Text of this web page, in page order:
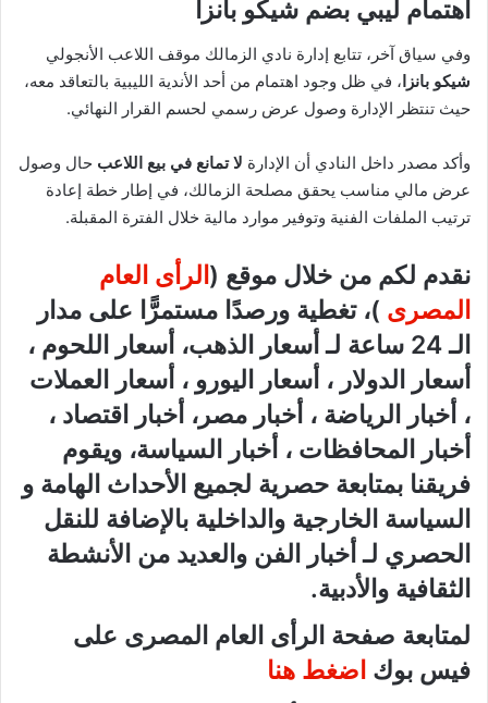
اهتمام ليبي بضم شيكو بانزا
وفي سياق آخر، تتابع إدارة نادي الزمالك موقف اللاعب الأنجولي
شيكو بانزا، في ظل وجود اهتمام من أحد الأندية الليبية بالتعاقد معه،
حيث تنتظر الإدارة وصول عرض رسمي لحسم القرار النهائي.
وأكد مصدر داخل النادي أن الإدارة لا تمانع في بيع اللاعب حال وصول
عرض مالي مناسب يحقق مصلحة الزمالك، في إطار خطة إعادة
ترتيب الملفات الفنية وتوفير موارد مالية خلال الفترة المقبلة.
نقدم لكم من خلال موقع ( الرأى العام
المصرى )، تغطية ورصدًا مستمرًّا على مدار
الـ 24 ساعة لـ أسعار الذهب، أسعار اللحوم ،
أسعار الدولار ، أسعار اليورو ، أسعار العملات
، أخبار الرياضة ، أخبار مصر، أخبار اقتصاد ،
أخبار المحافظات ، أخبار السياسة، ويقوم
فريقنا بمتابعة حصرية لجميع الأحداث الهامة و
السياسة الخارجية والداخلية بالإضافة للنقل
الحصري لـ أخبار الفن والعديد من الأنشطة
الثقافية والأدبية.
لمتابعة صفحة الرأى العام المصرى على
فيس بوك اضغط هنا